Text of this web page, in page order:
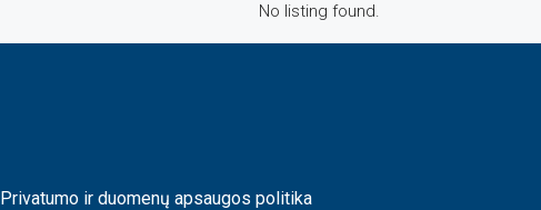
No listing found.
Privatumo ir duomenų apsaugos politika